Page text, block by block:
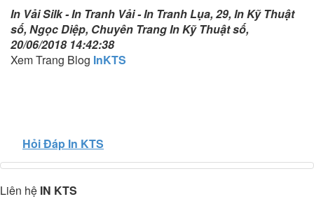
In Vải Silk - In Tranh Vải - In Tranh Lụa, 29, In Kỹ Thuật
số, Ngọc Diệp, Chuyên Trang In Kỹ Thuật số,
20/06/2018 14:42:38
Xem Trang Blog InKTS
Hỏi Đáp In KTS
Liên hệ IN KTS